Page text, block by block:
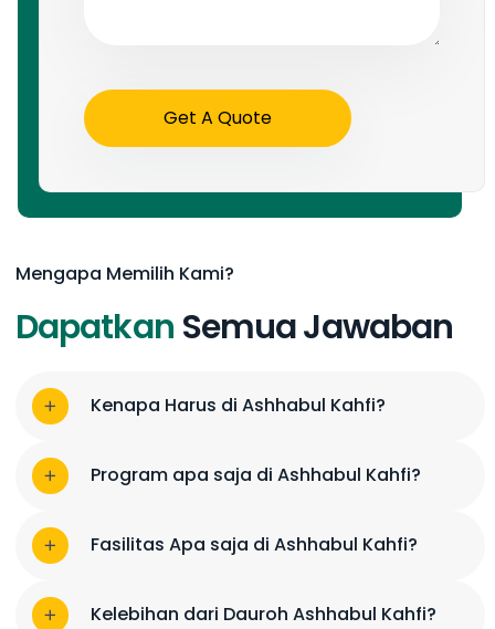
Get A Quote
Mengapa Memilih Kami?
Dapatkan Semua Jawaban
Kenapa Harus di Ashhabul Kahfi?
Program apa saja di Ashhabul Kahfi?
Fasilitas Apa saja di Ashhabul Kahfi?
Kelebihan dari Dauroh Ashhabul Kahfi?